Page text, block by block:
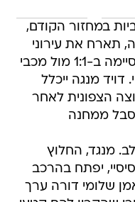
במחזור הקודם,
תארח את עירוני
קרית שמונה (שבת, 20:00), שסיימה ב-1:1 מול מכבי
מנגה ייכלל
הצפונית לאחר
ממחנה
מנגד, החלוץ
יפתח בהרכב
שלומי דורה ערך